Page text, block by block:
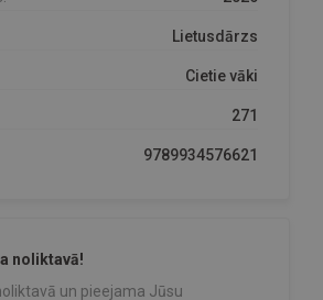
Lietusdārzs
Cietie vāki
271
9789934576621
noliktavā!
un pieejama Jūsu